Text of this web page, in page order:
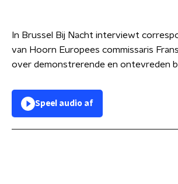
In Brussel Bij Nacht interviewt
van Hoorn Europees commissaris
over demonstrerende en ontevreden
Speel audio af